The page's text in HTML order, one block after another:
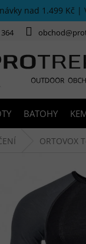
nad 1.499 Kč
BATOHY
ORTOVOX